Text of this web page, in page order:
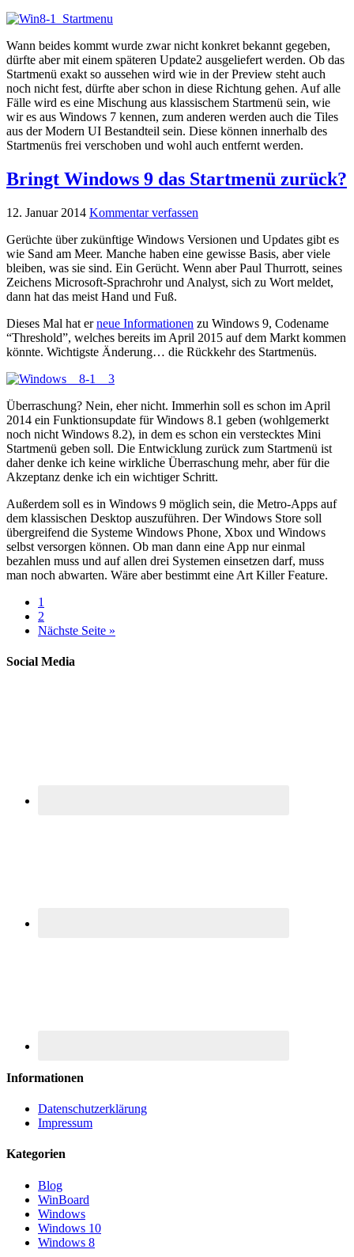
Wann beides kommt wurde zwar nicht konkret bekannt gegeben,
dürfte aber mit einem späteren Update2 ausgeliefert werden. Ob das
Startmenü exakt so aussehen wird wie in der Preview steht auch
noch nicht fest, dürfte aber schon in diese Richtung gehen. Auf alle
Fälle wird es eine Mischung aus klassischem Startmenü sein, wie
wir es aus Windows 7 kennen, zum anderen werden auch die Tiles
aus der Modern UI Bestandteil sein. Diese können innerhalb des
Startmenüs frei verschoben und wohl auch entfernt werden.
Bringt Windows 9 das Startmenü zurück?
12. Januar 2014 Kommentar verfassen
Gerüchte über zukünftige Windows Versionen und Updates gibt es
wie Sand am Meer. Manche haben eine gewisse Basis, aber viele
bleiben, was sie sind. Ein Gerücht. Wenn aber Paul Thurrott, seines
Zeichens Microsoft-Sprachrohr und Analyst, sich zu Wort meldet,
dann hat das meist Hand und Fuß.
Dieses Mal hat erneue Informationen zu Windows 9, Codename
“Threshold”, welches bereits im April 2015 auf dem Markt kommen
könnte. Wichtigste Änderung… die Rückkehr des Startmenüs.
Überraschung? Nein, eher nicht. Immerhin soll es schon im April
2014 ein Funktionsupdate für Windows 8.1 geben (wohlgemerkt
noch nicht Windows 8.2), in dem es schon ein verstecktes Mini
Startmenü geben soll. Die Entwicklung zurück zum Startmenü ist
daher denke ich keine wirkliche Überraschung mehr, aber für die
Akzeptanz denke ich ein wichtiger Schritt.
Außerdem soll es in Windows 9 möglich sein, die Metro-Apps auf
dem klassischen Desktop auszuführen. Der Windows Store soll
übergreifend die Systeme Windows Phone, Xbox und Windows
selbst versorgen können. Ob man dann eine App nur einmal
bezahlen muss und auf allen drei Systemen einsetzen darf, muss
man noch abwarten. Wäre aber bestimmt eine Art Killer Feature.
1
2
Nächste Seite »
Social Media
Informationen
Datenschutzerklärung
Impressum
Kategorien
Blog
WinBoard
Windows
Windows 10
Windows 8